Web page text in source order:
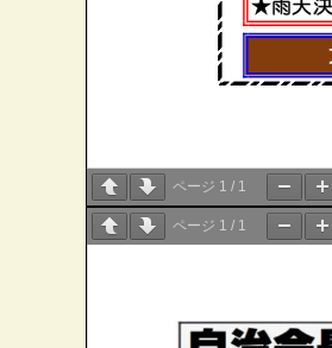
ページ 1 / 1
ページ 1 / 1